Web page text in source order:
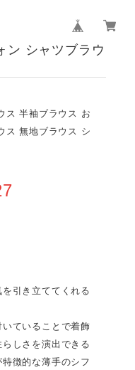
ン シャツブラウ
ス 半袖ブラウス お
ス 無地ブラウス シ
引き立ててくれる
ていることで着飾
しさを演出できる
特徴的な薄手のシフ